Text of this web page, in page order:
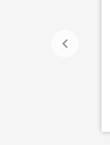
プン・WEB系）